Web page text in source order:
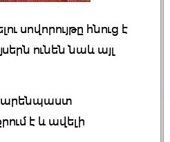
սովորույթը հնուց է
ունեն նաև այլ
բարենպաստ
է և ավելի